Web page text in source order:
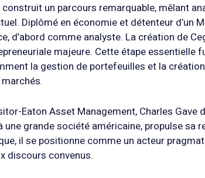
construit un parcours remarquable, mêlant
Diplômé en économie et détenteur d’un
d’abord comme analyste. La création de
majeure. Cette étape essentielle
la gestion de portefeuilles et la
Eaton Asset Management, Charles Gave
une grande société américaine, propulse sa
il se positionne comme un acteur
discours convenus.